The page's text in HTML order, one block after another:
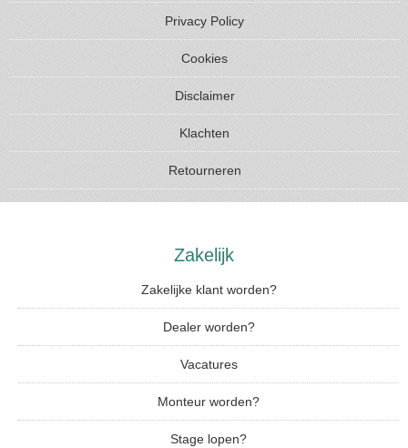
Privacy Policy
Cookies
Disclaimer
Klachten
Retourneren
Zakelijk
Zakelijke klant worden?
Dealer worden?
Vacatures
Monteur worden?
Stage lopen?